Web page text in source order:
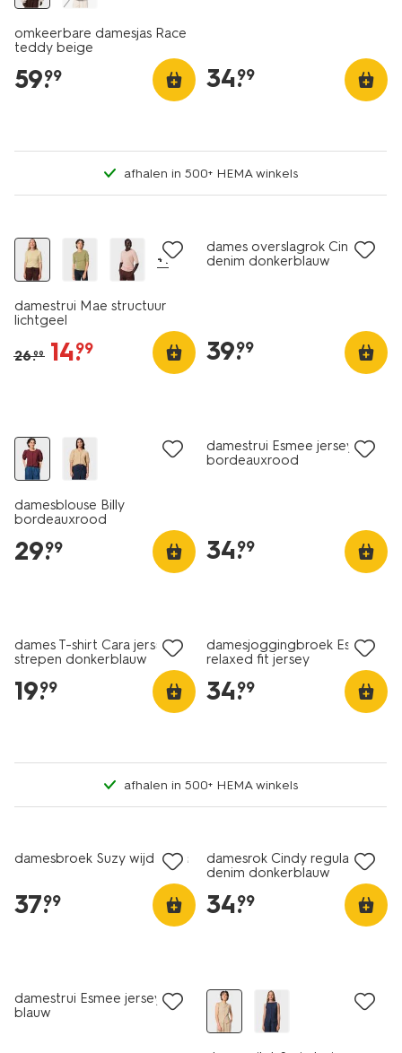
omkeerbare damesjas Race
teddy beige
59.
99 34.
99
afhalen in 500+ HEMA winkels
+1
damestrui Mae structuur
lichtgeel
26.99 14.
99
dames overslagrok Cindy
denim donkerblauw
39.
99
damesblouse Billy
bordeauxrood
29.
99
damestrui Esmee jersey
bordeauxrood
34.
99
dames T-shirt Cara jersey
strepen donkerblauw
19.
99
damesjoggingbroek Esmee
relaxed fit jersey
34.
99
afhalen in 500+ HEMA winkels
damesbroek Suzy wijd bruin
37.
99
damesrok Cindy regular fit
denim donkerblauw
34.
99
damestrui Esmee jersey
blauw